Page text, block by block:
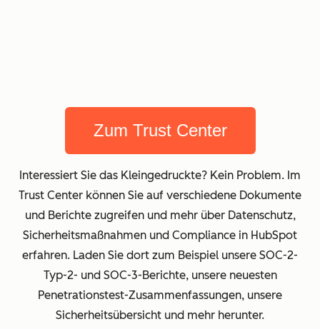
Zum Trust Center
Interessiert Sie das Kleingedruckte? Kein Problem. Im
Trust Center können Sie auf verschiedene Dokumente
und Berichte zugreifen und mehr über Datenschutz,
Sicherheitsmaßnahmen und Compliance in HubSpot
erfahren. Laden Sie dort zum Beispiel unsere SOC-2-
Typ-2- und SOC-3-Berichte, unsere neuesten
Penetrationstest-Zusammenfassungen, unsere
Sicherheitsübersicht und mehr herunter.